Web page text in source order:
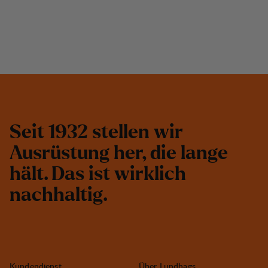
Seit 1932 stellen wir
Ausrüstung her, die lange
hält. Das ist wirklich
nachhaltig.